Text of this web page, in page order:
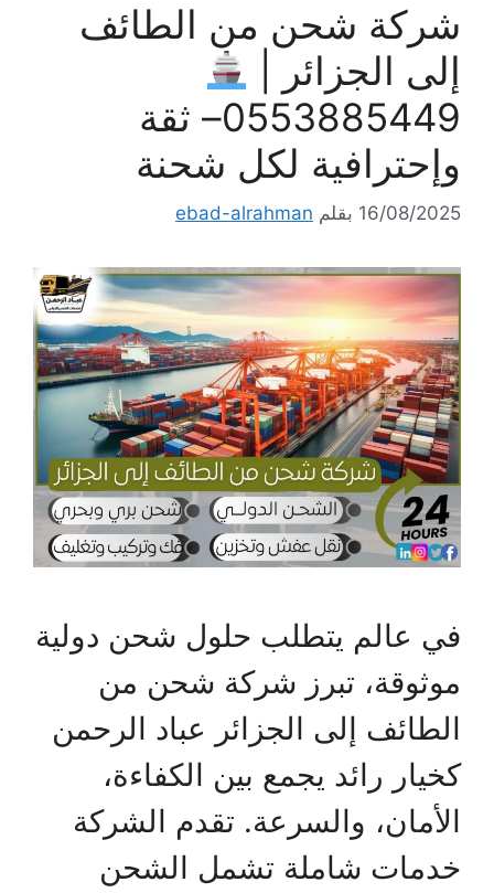
شركة شحن من الطائف
إلى الجزائر |
0553885449– ثقة
وإحترافية لكل شحنة
16/08/2025 بقلم ebad-alrahman
في عالم يتطلب حلول شحن دولية
موثوقة، تبرز شركة شحن من
الطائف إلى الجزائر عباد الرحمن
كخيار رائد يجمع بين الكفاءة،
الأمان، والسرعة. تقدم الشركة
خدمات شاملة تشمل الشحن